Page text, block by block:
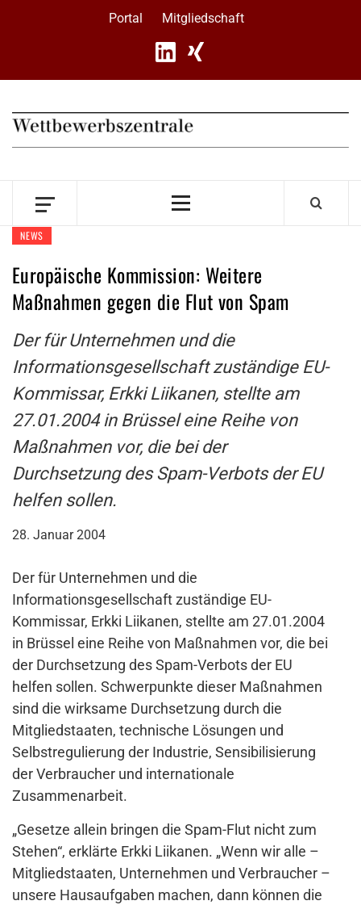
Portal Mitgliedschaft
Primary
NEWS
Europäische Kommission: Weitere
Maßnahmen gegen die Flut von Spam
Der für Unternehmen und die
Informationsgesellschaft zuständige EU-
Kommissar, Erkki Liikanen, stellte am
27.01.2004 in Brüssel eine Reihe von
Maßnahmen vor, die bei der
Durchsetzung des Spam-Verbots der EU
helfen sollen.
28. Januar 2004
Der für Unternehmen und die
Informationsgesellschaft zuständige EU-
Kommissar, Erkki Liikanen, stellte am 27.01.2004
in Brüssel eine Reihe von Maßnahmen vor, die bei
der Durchsetzung des Spam-Verbots der EU
helfen sollen. Schwerpunkte dieser Maßnahmen
sind die wirksame Durchsetzung durch die
Mitgliedstaaten, technische Lösungen und
Selbstregulierung der Industrie, Sensibilisierung
der Verbraucher und internationale
Zusammenarbeit.
„Gesetze allein bringen die Spam-Flut nicht zum
Stehen“, erklärte Erkki Liikanen. „Wenn wir alle –
Mitgliedstaaten, Unternehmen und Verbraucher –
unsere Hausaufgaben machen, dann können die